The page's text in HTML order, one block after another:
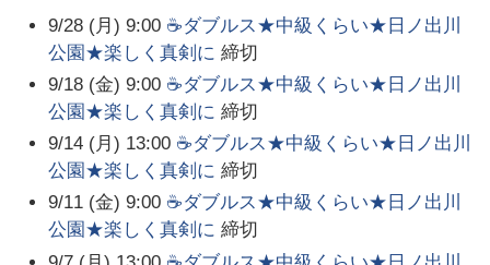
9/28 (月) 9:00 ☕ダブルス★中級くらい★日ノ出川
公園★楽しく真剣に 締切
9/18 (金) 9:00 ☕ダブルス★中級くらい★日ノ出川
公園★楽しく真剣に 締切
9/14 (月) 13:00 ☕ダブルス★中級くらい★日ノ出川
公園★楽しく真剣に 締切
9/11 (金) 9:00 ☕ダブルス★中級くらい★日ノ出川
公園★楽しく真剣に 締切